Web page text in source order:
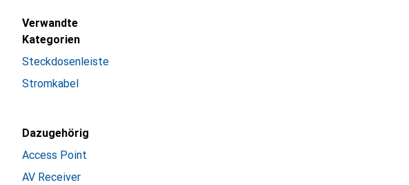
Verwandte
Kategorien
Steckdosenleiste
Stromkabel
Dazugehörig
Access Point
AV Receiver